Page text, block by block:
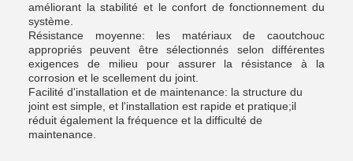
améliorant la stabilité et le confort de fonctionnement du
système.
Résistance moyenne: les matériaux de caoutchouc
appropriés peuvent être sélectionnés selon différentes
exigences de milieu pour assurer la résistance à la
corrosion et le scellement du joint.
Facilité d'installation et de maintenance: la structure du
joint est simple, et l'installation est rapide et pratique;il
réduit également la fréquence et la difficulté de
maintenance.